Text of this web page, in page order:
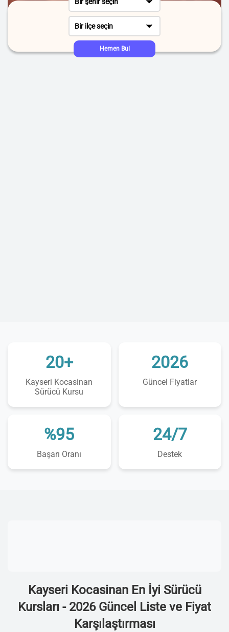
Bir ilçe seçin
Hemen Bul
20+
Kayseri Kocasinan
Sürücü Kursu
2026
Güncel Fiyatlar
%95
Başarı Oranı
24/7
Destek
Kayseri Kocasinan En İyi Sürücü
Kursları - 2026 Güncel Liste ve Fiyat
Karşılaştırması